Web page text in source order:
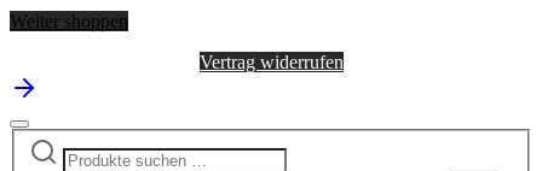
Weiter shoppen
Vertrag widerrufen
Suchen
nach: